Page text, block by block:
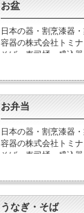
お盆
日本の器・割烹漆器
容器の株式会社トミ
そば・寿司桶、盛込
お弁当
日本の器・割烹漆器
容器の株式会社トミ
そば・寿司桶、盛込
うなぎ・そば